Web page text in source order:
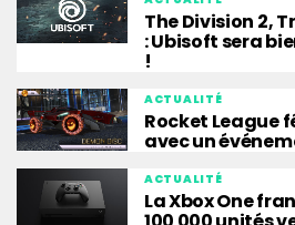
The Division 2,
: Ubisoft sera
!
ACTUALITÉ
Rocket League
avec un
ACTUALITÉ
La Xbox One